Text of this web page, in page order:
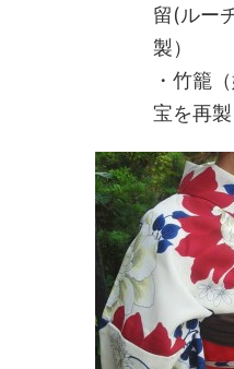
留(ルー
製）
・竹籠
宝を再製